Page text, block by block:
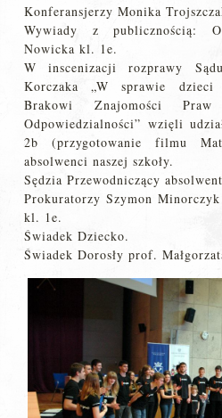
Konferansjerzy Monika
Wywiady z publicznością:
Nowicka kl. 1e.
W inscenizacji rozprawy
Korczaka „W sprawie
Brakowi Znajomości
Odpowiedzialności” wzięli
2b (przygotowanie filmu
absolwenci naszej szkoły.
Sędzia Przewodniczący
Prokuratorzy Szymon
kl. 1e.
Świadek Dziecko.
Świadek Dorosły prof.